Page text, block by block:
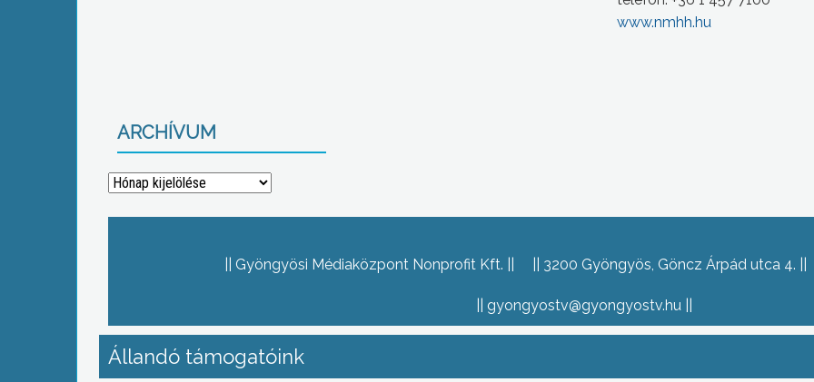
www.nmhh.hu
ARCHÍVUM
Archívum
Gyöngyösi Médiaközpont Nonprofit Kft. 3200 Gyöngyös, Göncz Árpád utca 4.
gyongyostv@gyongyostv.hu
Állandó támogatóink